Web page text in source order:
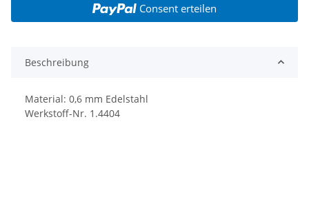
Consent erteilen
Beschreibung
Material: 0,6 mm Edelstahl
Werkstoff-Nr. 1.4404